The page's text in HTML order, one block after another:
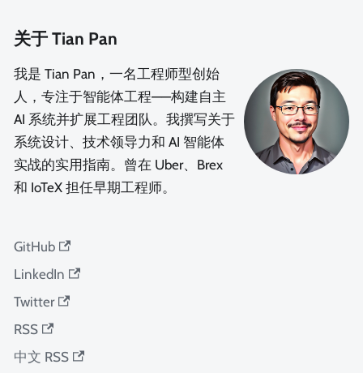
关于 Tian Pan
我是 Tian Pan，一名工程师型创始
人，专注于智能体工程——构建自主
AI 系统并扩展工程团队。我撰写关于
系统设计、技术领导力和 AI 智能体
实战的实用指南。曾在 Uber、Brex
和 IoTeX 担任早期工程师。
GitHub
LinkedIn
Twitter
RSS
中文 RSS